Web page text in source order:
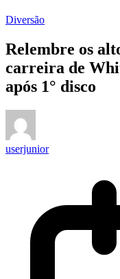
Diversão
Relembre os
carreira de
após 1° disco
userjunior